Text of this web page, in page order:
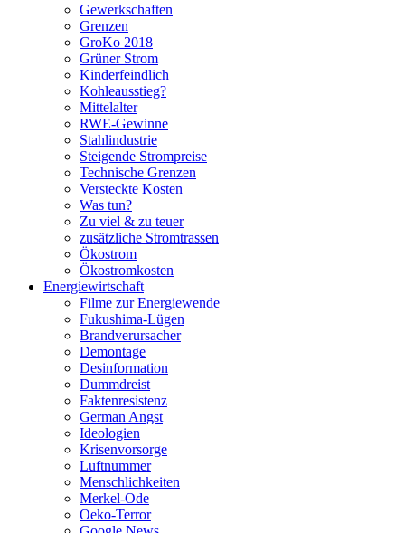
Gewerkschaften
Grenzen
GroKo 2018
Grüner Strom
Kinderfeindlich
Kohleausstieg?
Mittelalter
RWE-Gewinne
Stahlindustrie
Steigende Strompreise
Technische Grenzen
Versteckte Kosten
Was tun?
Zu viel & zu teuer
zusätzliche Stromtrassen
Ökostrom
Ökostromkosten
Energiewirtschaft
Filme zur Energiewende
Fukushima-Lügen
Brandverursacher
Demontage
Desinformation
Dummdreist
Faktenresistenz
German Angst
Ideologien
Krisenvorsorge
Luftnummer
Menschlichkeiten
Merkel-Ode
Oeko-Terror